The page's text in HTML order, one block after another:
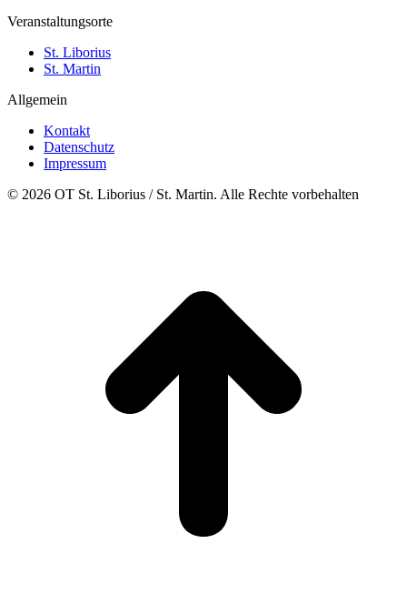
Veranstaltungsorte
St. Liborius
St. Martin
Allgemein
Kontakt
Datenschutz
Impressum
© 2026 OT St. Liborius / St. Martin. Alle Rechte vorbehalten